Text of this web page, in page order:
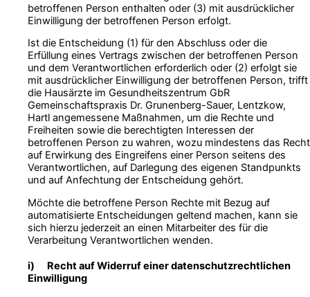
betroffenen Person enthalten oder (3) mit ausdrücklicher
Einwilligung der betroffenen Person erfolgt.
Ist die Entscheidung (1) für den Abschluss oder die
Erfüllung eines Vertrags zwischen der betroffenen Person
und dem Verantwortlichen erforderlich oder (2) erfolgt sie
mit ausdrücklicher Einwilligung der betroffenen Person, trifft
die Hausärzte im Gesundheitszentrum GbR
Gemeinschaftspraxis Dr. Grunenberg-Sauer, Lentzkow,
Hartl angemessene Maßnahmen, um die Rechte und
Freiheiten sowie die berechtigten Interessen der
betroffenen Person zu wahren, wozu mindestens das Recht
auf Erwirkung des Eingreifens einer Person seitens des
Verantwortlichen, auf Darlegung des eigenen Standpunkts
und auf Anfechtung der Entscheidung gehört.
Möchte die betroffene Person Rechte mit Bezug auf
automatisierte Entscheidungen geltend machen, kann sie
sich hierzu jederzeit an einen Mitarbeiter des für die
Verarbeitung Verantwortlichen wenden.
i) Recht auf Widerruf einer datenschutzrechtlichen
Einwilligung